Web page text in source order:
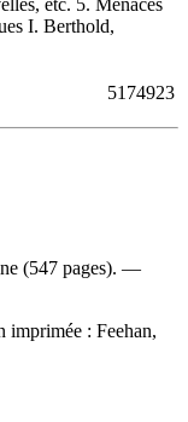
I. Berthold,
5174923
(547 pages). —
imprimée : Feehan,